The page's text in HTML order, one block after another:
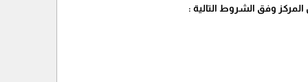
وفق الشروط التالية :